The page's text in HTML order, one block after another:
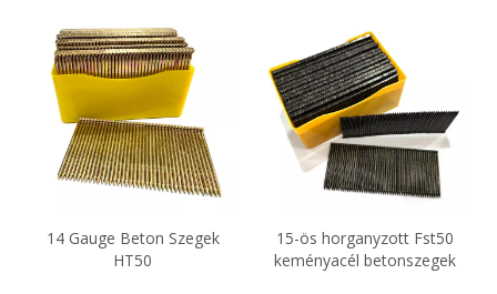
14 Gauge Beton Szegek
HT50
15-ös horganyzott Fst50
keményacél betonszegek